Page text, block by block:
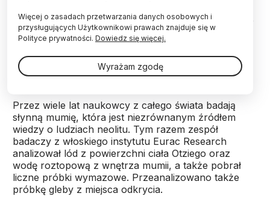
Otzi, zwany również Człowiekiem Lodu, żył ok. 5300
lat temu. Mierzył niecałe 160 cm wzrostu, zmarł w
wieku 40-50 lat od ran. W 1991 roku na wysokości
3210 m n.p.m. dwójka niemieckich turystów znalazła
go w Alpach Otztalskich (stąd pochodzi jego imię).
Przez wiele lat naukowcy z całego świata badają
słynną mumię, która jest niezrównanym źródłem
wiedzy o ludziach neolitu. Tym razem zespół
badaczy z włoskiego instytutu Eurac Research
analizował lód z powierzchni ciała Otziego oraz
wodę roztopową z wnętrza mumii, a także pobrał
liczne próbki wymazowe. Przeanalizowano także
próbkę gleby z miejsca odkrycia.
Więcej o zasadach przetwarzania danych osobowych i
przysługujących Użytkownikowi prawach znajduje się w
Polityce prywatności. Dowiedz się więcej.
Wyrażam zgodę